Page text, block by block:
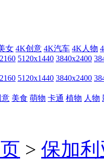
女 4K创意 4K汽车 4K人物
5120x1440 3840x2400
5120x1440 3840x2400
意 美食 萌物 卡通 植物 人物
> 保加